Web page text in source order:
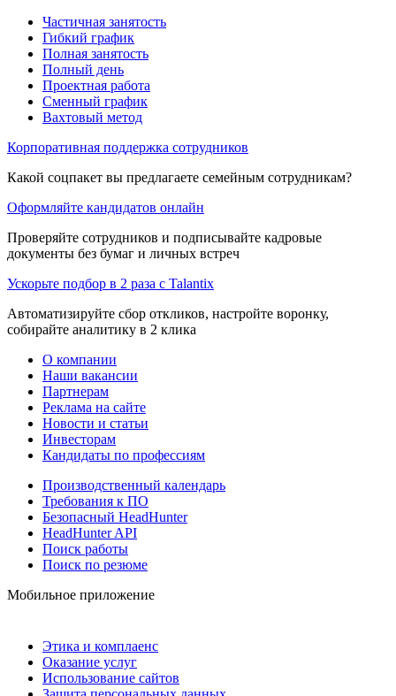
Частичная занятость
Гибкий график
Полная занятость
Полный день
Проектная работа
Сменный график
Вахтовый метод
Корпоративная поддержка сотрудников
Какой соцпакет вы предлагаете семейным сотрудникам?
Оформляйте кандидатов онлайн
Проверяйте сотрудников и подписывайте кадровые
документы без бумаг и личных встреч
Ускорьте подбор в 2 раза с Talantix
Автоматизируйте сбор откликов, настройте воронку,
собирайте аналитику в 2 клика
О компании
Наши вакансии
Партнерам
Реклама на сайте
Новости и статьи
Инвесторам
Кандидаты по профессиям
Производственный календарь
Требования к ПО
Безопасный HeadHunter
HeadHunter API
Поиск работы
Поиск по резюме
Мобильное приложение
Этика и комплаенс
Оказание услуг
Использование сайтов